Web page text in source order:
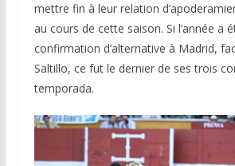
mettre fin à leur relation
au cours de cette saison. Si l’année a
confirmation d’alternative à Madrid,
Saltillo, ce fut le dernier de ses trois
temporada.